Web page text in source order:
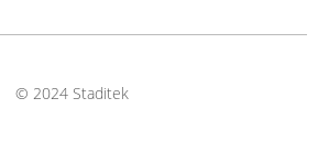
© 2024 Staditek